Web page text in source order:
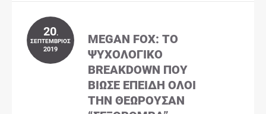
20.
ΣΕΠΤΈΜΒΡΙΟΣ
2019
MEGAN FOX: ΤΟ
ΨΥΧΟΛΟΓΙΚΌ
BREAKDOWN ΠΟΥ
ΒΊΩΣΕ ΕΠΕΙΔΉ ΌΛΟΙ
ΤΗΝ ΘΕΩΡΟΎΣΑΝ